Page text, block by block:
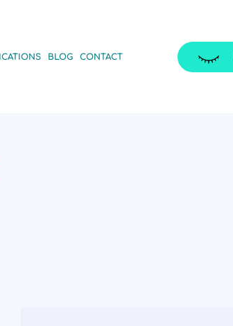
BLOG CONTACT